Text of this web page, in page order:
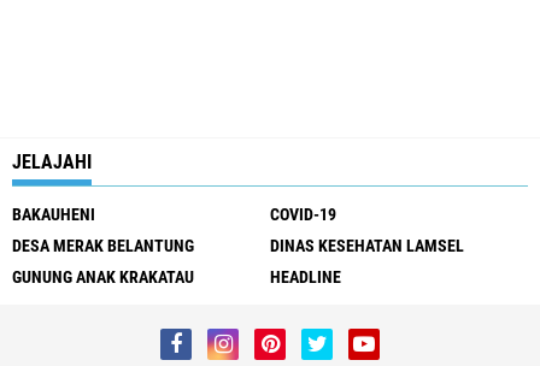
JELAJAHI
BAKAUHENI
COVID-19
DESA MERAK BELANTUNG
DINAS KESEHATAN LAMSEL
GUNUNG ANAK KRAKATAU
HEADLINE